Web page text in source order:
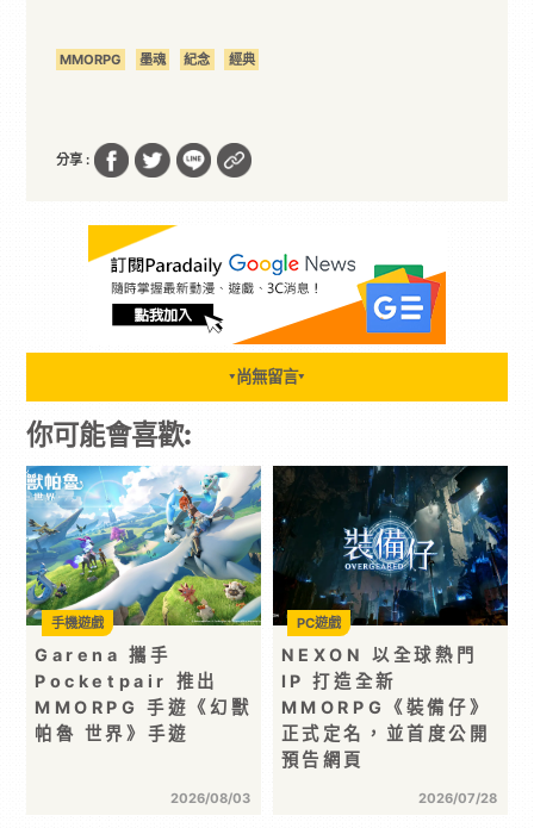
MMORPG 墨魂 紀念 經典
分享 :
▼ 尚無留言▼
你可能會喜歡:
Garena 攜手
Pocketpair 推出
MMORPG 手遊《幻獸
帕魯 世界》手遊
2026/08/03
手機遊戲
NEXON 以全球熱門
IP 打造全新
MMORPG《裝備仔》
正式定名，並首度公開
預告網頁
2026/07/28
PC遊戲